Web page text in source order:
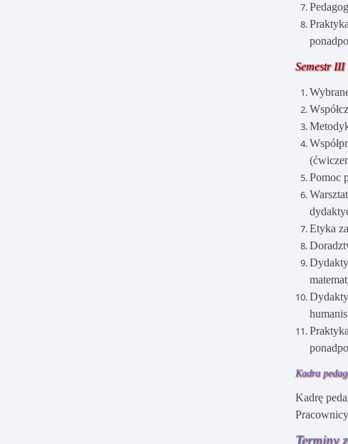
Semestr III
Pomoc
Etyka
Kadra
Kadrę
Terminy